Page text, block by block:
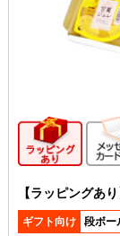
ギフ
【ラッピングあ
ギフト向け 段ボー